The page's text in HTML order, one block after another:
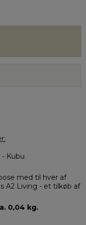
Kubu
med til hver af
A2 Living - et tilkøb af
0,04 kg.